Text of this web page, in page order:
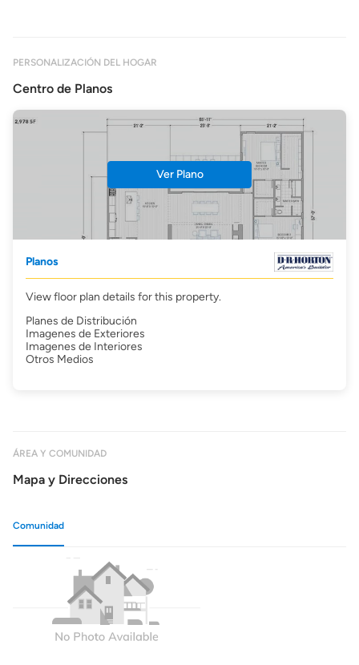
PERSONALIZACIÓN DEL HOGAR
Centro de Planos
Ver Plano
Planos
View floor plan details for this property.
Planes de Distribución
Imagenes de Exteriores
Imagenes de Interiores
Otros Medios
ÁREA Y COMUNIDAD
Mapa y Direcciones
Comunidad